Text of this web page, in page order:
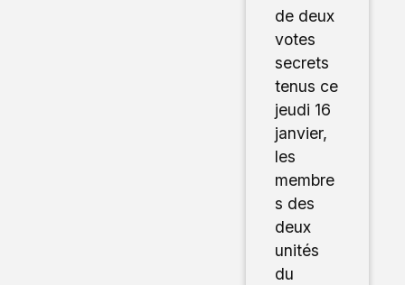
de deux
votes
secrets
tenus ce
jeudi 16
janvier,
les
membre
s des
deux
unités
du